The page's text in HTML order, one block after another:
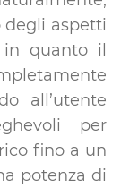
degli aspetti
quanto il
all’utente
per
fino a un
potenza di